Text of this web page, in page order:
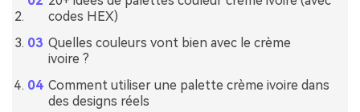
codes HEX)
Quelles couleurs vont bien avec le crème
ivoire ?
Comment utiliser une palette crème ivoire dans
des designs réels